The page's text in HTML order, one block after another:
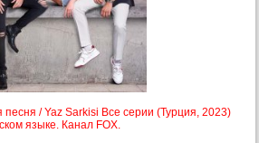
песня / Yaz Sarkisi Все серии (Турция, 2023)
языке. Канал FOX.